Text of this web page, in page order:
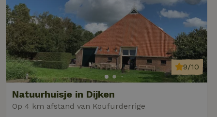
Natuurhuisje in Dijken
Op 4 km afstand van Koufurderrige
9/10